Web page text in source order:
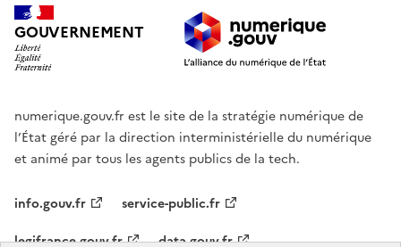
GOUVERNEMENT
numerique.gouv.fr est le site de la stratégie numérique de
l’État géré par la direction interministérielle du numérique
et animé par tous les agents publics de la tech.
info.gouv.fr
service-public.fr
legifrance.gouv.fr
data.gouv.fr